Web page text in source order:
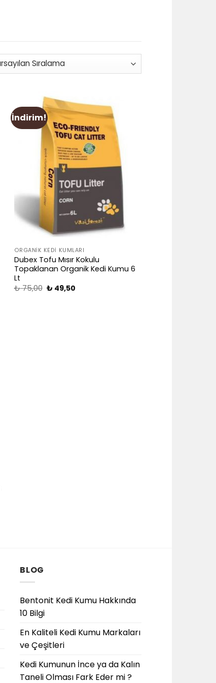
İndirim!
wishlist
ORGANIK KEDI KUMLARI
Dubex Tofu Mısır Kokulu
Topaklanan Organik Kedi Kumu 6
Lt
₺75,00 ₺ 49,50
BLOG
Bentonit Kedi Kumu Hakkında
10 Bilgi
En Kaliteli Kedi Kumu Markaları
ve Çeşitleri
Kedi Kumunun İnce ya da Kalın
Taneli Olması Fark Eder mi ?